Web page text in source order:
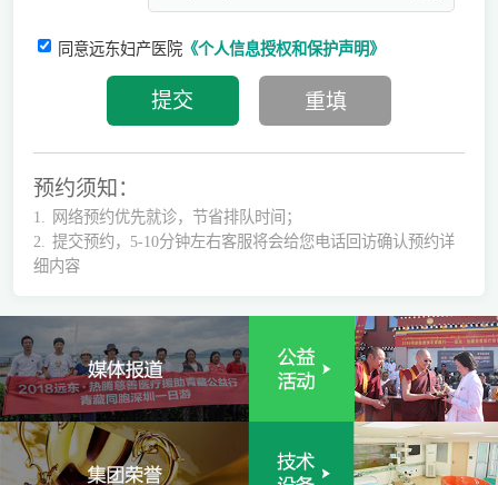
同意远东妇产医院《个人信息授权和保护声明》
预约须知：
1.
网络预约优先就诊，节省排队时间；
2.
提交预约，5-10分钟左右客服将会给您电话回访确认预约详
细内容